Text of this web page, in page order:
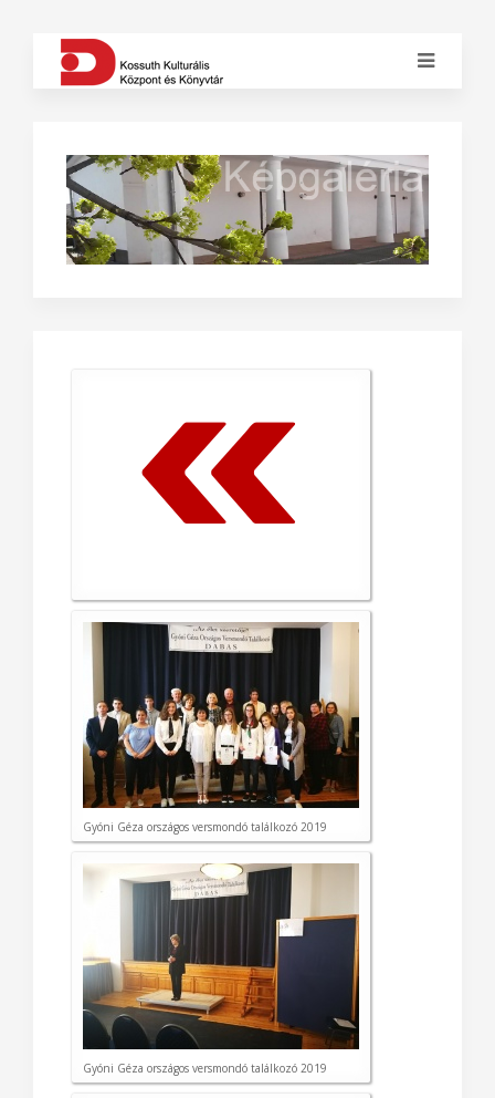
Gyóni Géza országos versmondó találkozó 2019
Gyóni Géza országos versmondó találkozó 2019